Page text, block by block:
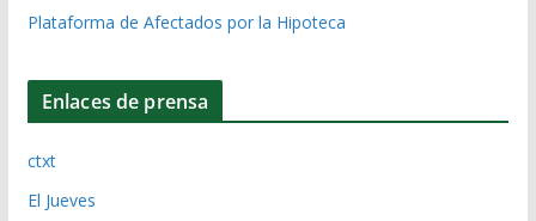
Plataforma de Afectados por la Hipoteca
Enlaces de prensa
ctxt
El Jueves